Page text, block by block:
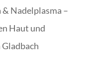
Nadelplasma –
Haut und